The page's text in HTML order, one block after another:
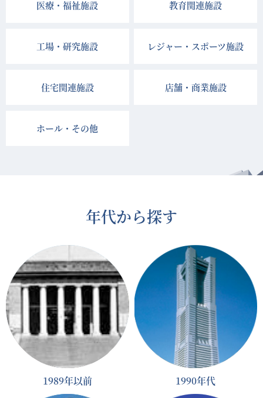
医療・福祉施設 教育関連施設
工場・研究施設 レジャー・スポーツ施設
住宅関連施設 店舗・商業施設
ホール・その他
年代から探す
1989年以前 1990年代